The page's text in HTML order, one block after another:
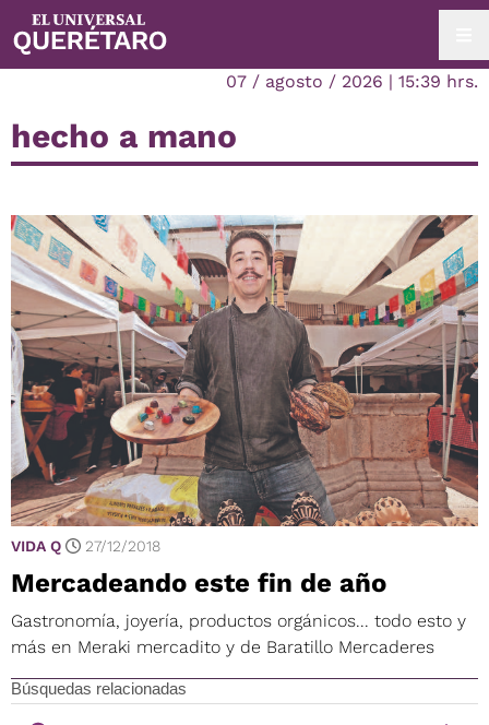
07 / agosto / 2026 | 15:39 hrs.
hecho a mano
VIDA Q 27/12/2018
Mercadeando este fin de año
Gastronomía, joyería, productos orgánicos... todo esto y
más en Meraki mercadito y de Baratillo Mercaderes